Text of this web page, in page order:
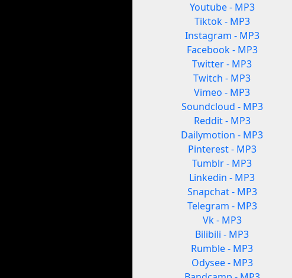
Youtube - MP3
Tiktok - MP3
Instagram - MP3
Facebook - MP3
Twitter - MP3
Twitch - MP3
Vimeo - MP3
Soundcloud - MP3
Reddit - MP3
Dailymotion - MP3
Pinterest - MP3
Tumblr - MP3
Linkedin - MP3
Snapchat - MP3
Telegram - MP3
Vk - MP3
Bilibili - MP3
Rumble - MP3
Odysee - MP3